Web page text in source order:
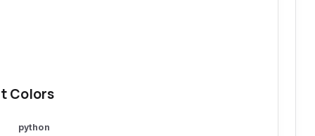
Colors
python